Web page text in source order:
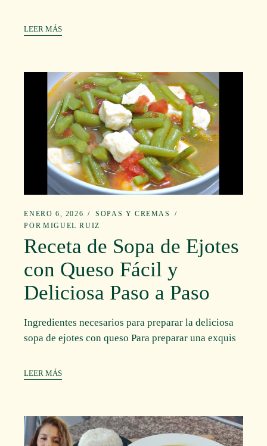
LEER MÁS
ENERO 6, 2026
SOPAS Y CREMAS
POR MIGUEL RUIZ
Receta de Sopa de Ejotes
con Queso Fácil y
Deliciosa Paso a Paso
Ingredientes necesarios para preparar la deliciosa
sopa de ejotes con queso Para preparar una exquis
LEER MÁS